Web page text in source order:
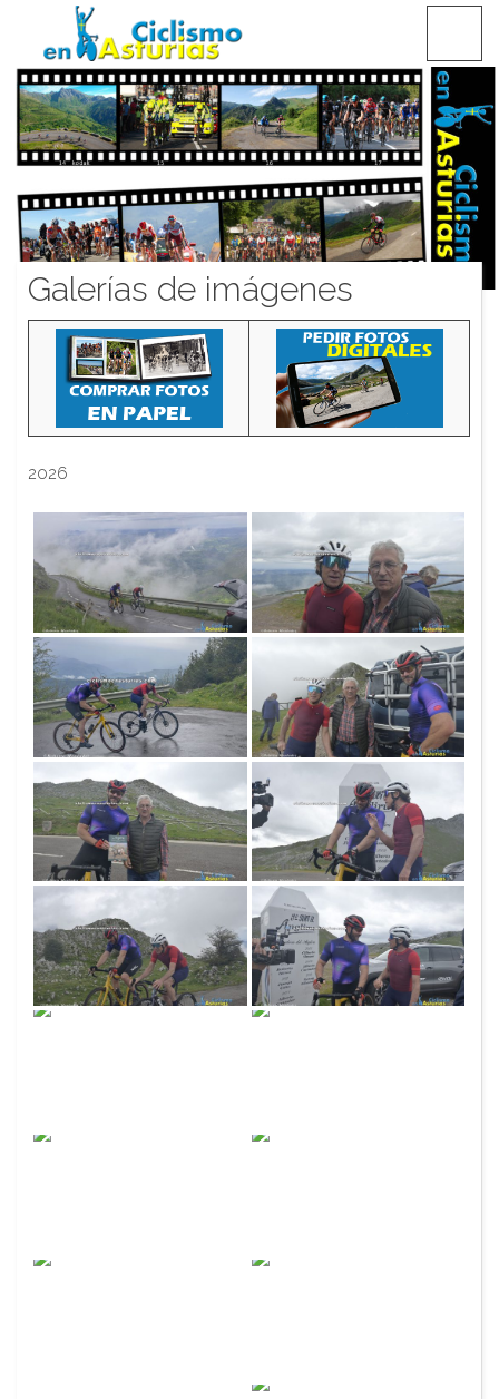
CICLISMO EN ASTURIAS
Galerías de imágenes
2026